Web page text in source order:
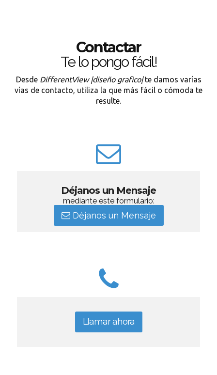
Contactar
Te lo pongo fácil!
Desde DifferentView |diseño grafico|te damos varías
vías de contacto, utiliza la que más fácil o cómoda te
resulte.
Déjanos un Mensaje
mediante este formulario:
Déjanos un Mensaje
Llamar ahora